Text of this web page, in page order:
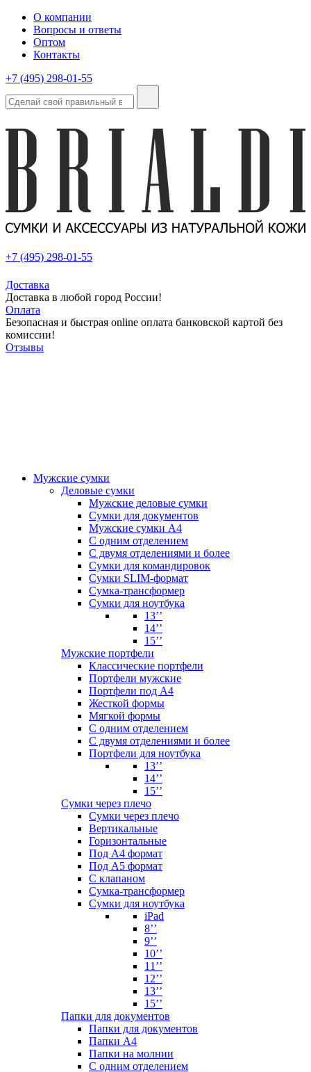
О компании
Вопросы и ответы
Оптом
Контакты
+7 (495) 298-01-55
+7 (495) 298-01-55
Доставка
Доставка в любой город России!
Оплата
Безопасная и быстрая online оплата банковской картой без
комиссии!
Отзывы
Мужские сумки
Деловые сумки
Мужские деловые сумки
Сумки для документов
Мужские сумки А4
С одним отделением
С двумя отделениями и более
Сумки для командировок
Сумки SLIM-формат
Сумка-трансформер
Сумки для ноутбука
13’’
14’’
15’’
Мужские портфели
Классические портфели
Портфели мужские
Портфели под А4
Жесткой формы
Мягкой формы
С одним отделением
С двумя отделениями и более
Портфели для ноутбука
13’’
14’’
15’’
Сумки через плечо
Сумки через плечо
Вертикальные
Горизонтальные
Под А4 формат
Под А5 формат
С клапаном
Сумка-трансформер
Сумки для ноутбука
iPad
8’’
9’’
10’’
11’’
12’’
13’’
15’’
Папки для документов
Папки для документов
Папки А4
Папки на молнии
С одним отделением